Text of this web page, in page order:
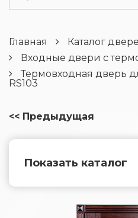
Главная
Каталог
Входные двери с
Термовходная дверь
RS103
<< Предыдущая
Показать каталог